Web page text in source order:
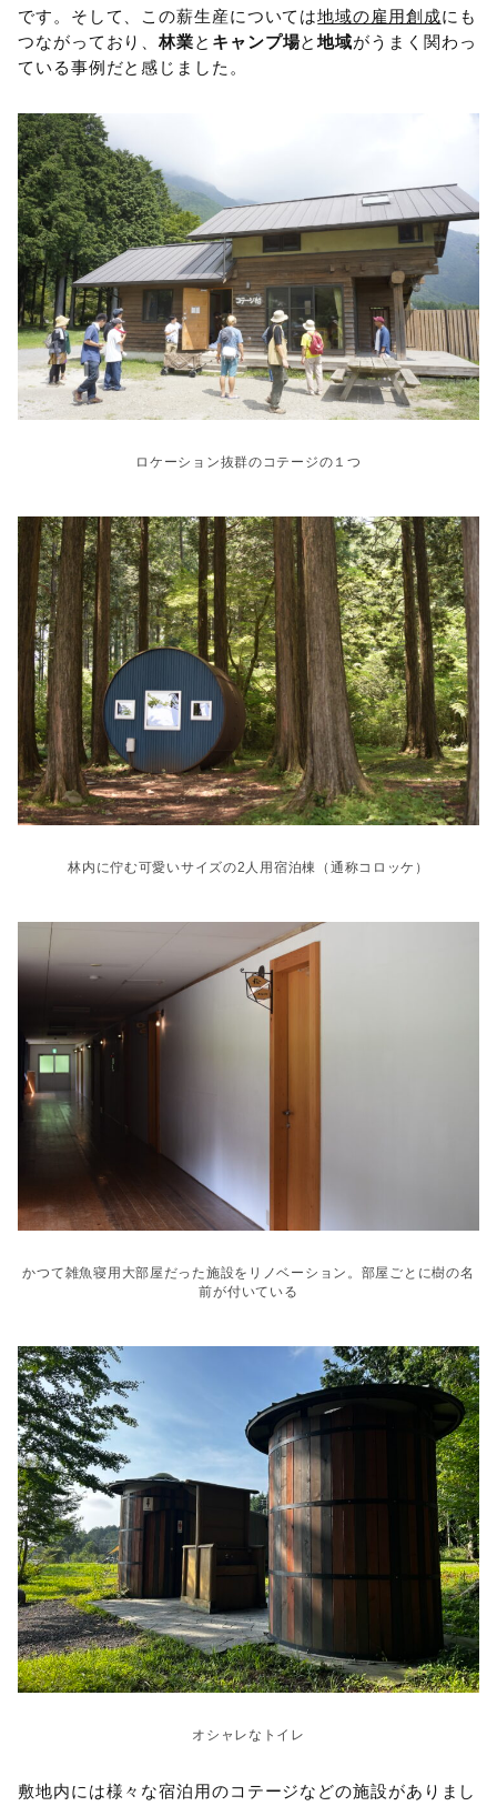
です。そして、この薪生産については地域の雇用創成にも
つながっており、林業と キャンプ場と地域がうまく関わっ
ている事例だと感じました。
ロケーション抜群のコテージの１つ
林内に佇む可愛いサイズの2人用宿泊棟（通称コロッケ）
かつて雑魚寝用大部屋だった施設をリノベーション。部屋ごとに樹の名
前が付いている
オシャレなトイレ
敷地内には様々な宿泊用のコテージなどの施設がありまし